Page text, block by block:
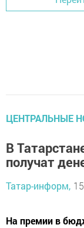
ЦЕНТРАЛЬНЫЕ
В
получат
Татар-информ,
На премии в